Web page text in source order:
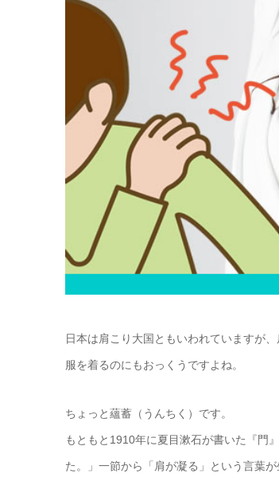
日本は肩こり大国ともいわれていますが
服を着るのにもおっくうですよね。
ちょっと蘊蓄（うんちく）です。
もともと1910年に夏目漱石が書いた『門
た。」一節から「肩が凝る」という言葉が